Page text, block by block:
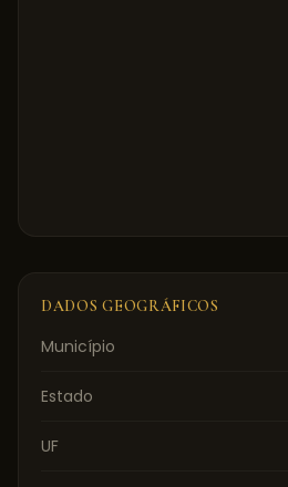
DADOS GEOGRÁFICOS
Município
Estado
UF